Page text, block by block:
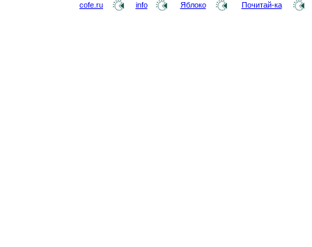
cofe.ru info Яблоко Почитай-ка